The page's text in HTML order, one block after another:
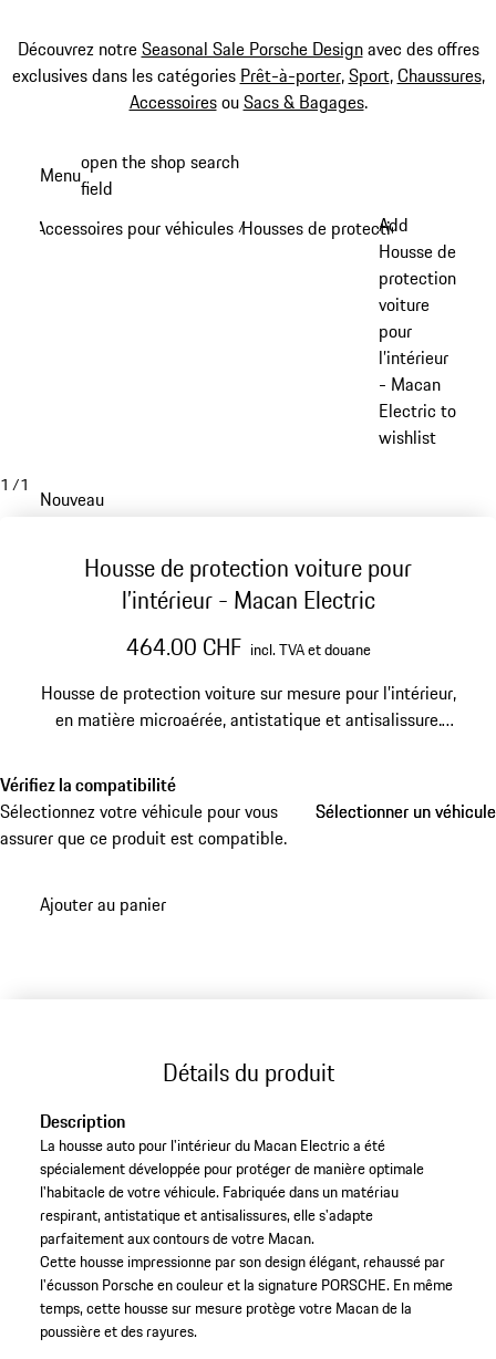
Découvrez notreSeasonal Sale Porsche Designavec des offres
exclusives dans les catégories Prêt-à-porter,Sport,Chaussures,
AccessoiresouSacs & Bagages.
principal
Menuopen the shop search
field
Accessoires pour véhicules /Housses de protection
Add
Housse de
protection
voiture
pour
l’intérieur
- Macan
Electric to
wishlist
1 /1
Nouveau
Housse de protection voiture pour
l’intérieur - Macan Electric
464.00 CHF incl. TVA et douane
Housse de protection voiture sur mesure pour l’intérieur,
en matière microaérée, antistatique et antisalissure.
Vérifiez la compatibilité
Sélectionnez votre véhicule pour vous
assurer que ce produit est compatible.
Sélectionner un véhicule
Sélectionner un véhicule
Ajouter au panier
Détails du produit
Description
La housse auto pour l'intérieur du Macan Electric a été
spécialement développée pour protéger de manière optimale
l'habitacle de votre véhicule. Fabriquée dans un matériau
respirant, antistatique et antisalissures, elle s'adapte
parfaitement aux contours de votre Macan.
Cette housse impressionne par son design élégant, rehaussé par
l'écusson Porsche en couleur et la signature PORSCHE. En même
temps, cette housse sur mesure protège votre Macan de la
poussière et des rayures.